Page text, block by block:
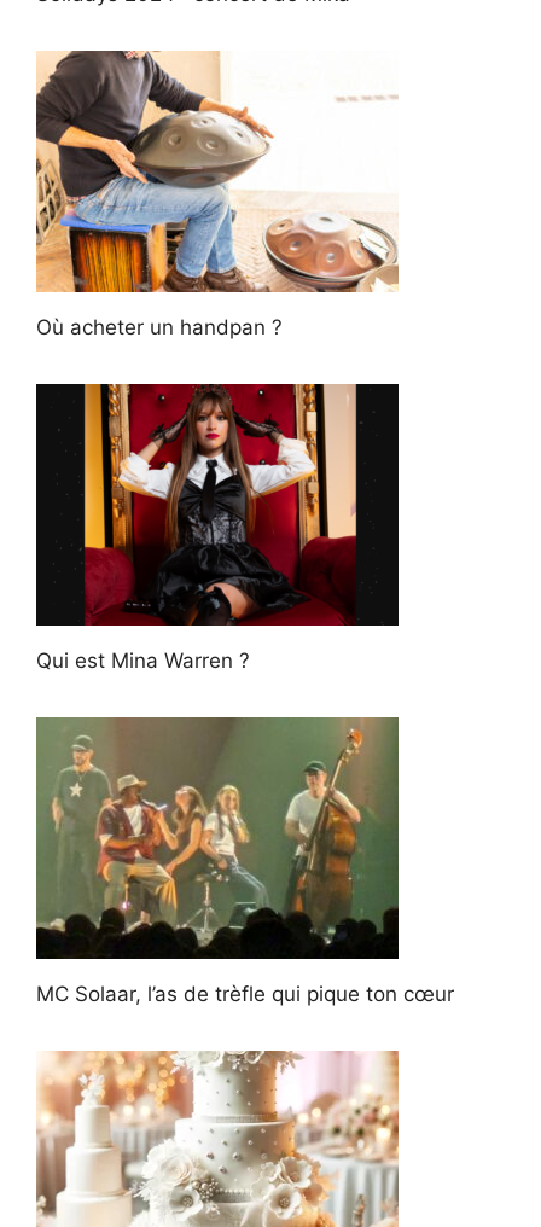
Où acheter un handpan ?
Qui est Mina Warren ?
MC Solaar, l’as de trèfle qui pique ton cœur